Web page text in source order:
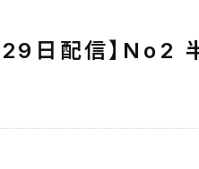
日配信】No2